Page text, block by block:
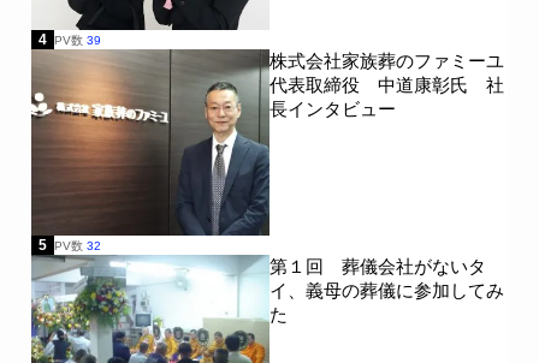
4 PV数 39
株式会社家族葬のファミーユ
代表取締役 中道康彰氏 社
長インタビュー
5 PV数 32
第１回 葬儀会社がないタ
イ、義母の葬儀に参加してみ
た